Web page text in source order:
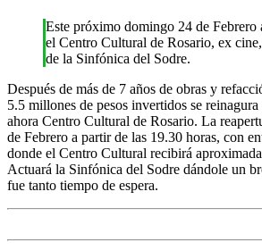
Este próximo domingo 24 de Febrero
el Centro Cultural de Rosario, ex
de la Sinfónica del Sodre.
Después de más de 7 años de obras y
5.5 millones de pesos invertidos se
ahora Centro Cultural de Rosario. La
de Febrero a partir de las 19.30 horas, con
donde el Centro Cultural recibirá
Actuará la Sinfónica del Sodre dándole un
fue tanto tiempo de espera.